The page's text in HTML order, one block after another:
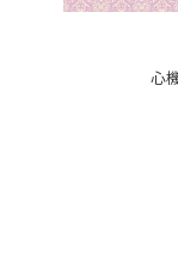
心